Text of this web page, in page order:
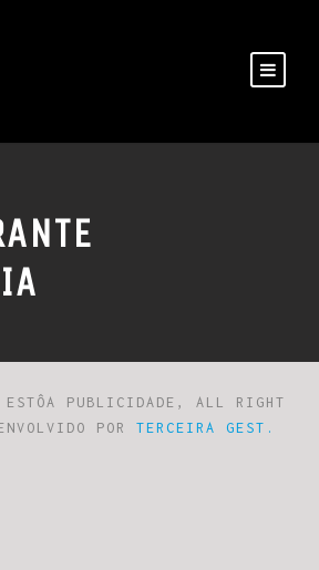
ESTÔA PUBLICIDADE, ALL RIGHT
POR TERCEIRA GEST.